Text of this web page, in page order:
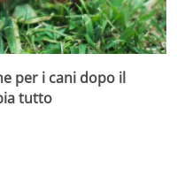
per i cani dopo il
tutto